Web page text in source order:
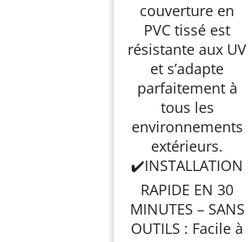
couverture en
PVC tissé est
résistante aux UV
et s’adapte
parfaitement à
tous les
environnements
extérieurs.
✔️INSTALLATION
RAPIDE EN 30
MINUTES – SANS
OUTILS : Facile à